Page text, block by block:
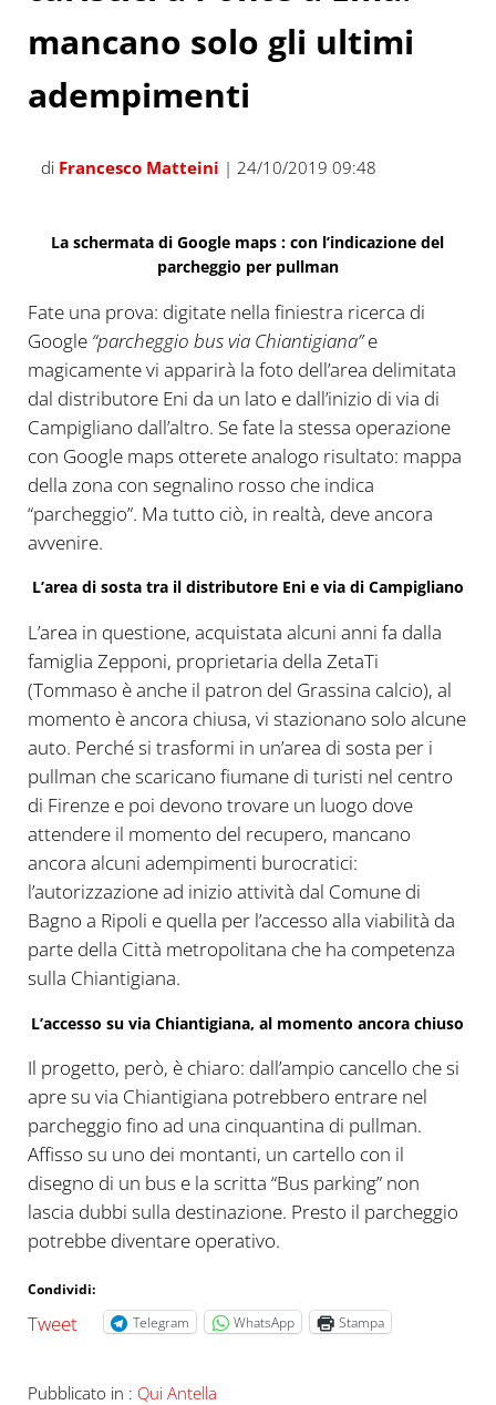
mancano solo gli ultimi
adempimenti
di Francesco Matteini | 24/10/2019 09:48
La schermata di Google maps : con l’indicazione del
parcheggio per pullman
Fate una prova: digitate nella finiestra ricerca di
Google “parcheggio bus via Chiantigiana”e
magicamente vi apparirà la foto dell’area delimitata
dal distributore Eni da un lato e dall’inizio di via di
Campigliano dall’altro. Se fate la stessa operazione
con Google maps otterete analogo risultato: mappa
della zona con segnalino rosso che indica
“parcheggio”. Ma tutto ciò, in realtà, deve ancora
avvenire.
L’area di sosta tra il distributore Eni e via di Campigliano
L’area in questione, acquistata alcuni anni fa dalla
famiglia Zepponi, proprietaria della ZetaTi
(Tommaso è anche il patron del Grassina calcio), al
momento è ancora chiusa, vi stazionano solo alcune
auto. Perché si trasformi in un’area di sosta per i
pullman che scaricano fiumane di turisti nel centro
di Firenze e poi devono trovare un luogo dove
attendere il momento del recupero, mancano
ancora alcuni adempimenti burocratici:
l’autorizzazione ad inizio attività dal Comune di
Bagno a Ripoli e quella per l’accesso alla viabilità da
parte della Città metropolitana che ha competenza
sulla Chiantigiana.
L’accesso su via Chiantigiana, al momento ancora chiuso
Il progetto, però, è chiaro: dall’ampio cancello che si
apre su via Chiantigiana potrebbero entrare nel
parcheggio fino ad una cinquantina di pullman.
Affisso su uno dei montanti, un cartello con il
disegno di un bus e la scritta “Bus parking” non
lascia dubbi sulla destinazione. Presto il parcheggio
potrebbe diventare operativo.
Condividi:
Tweet Telegram WhatsApp Stampa
Pubblicato in : Qui Antella